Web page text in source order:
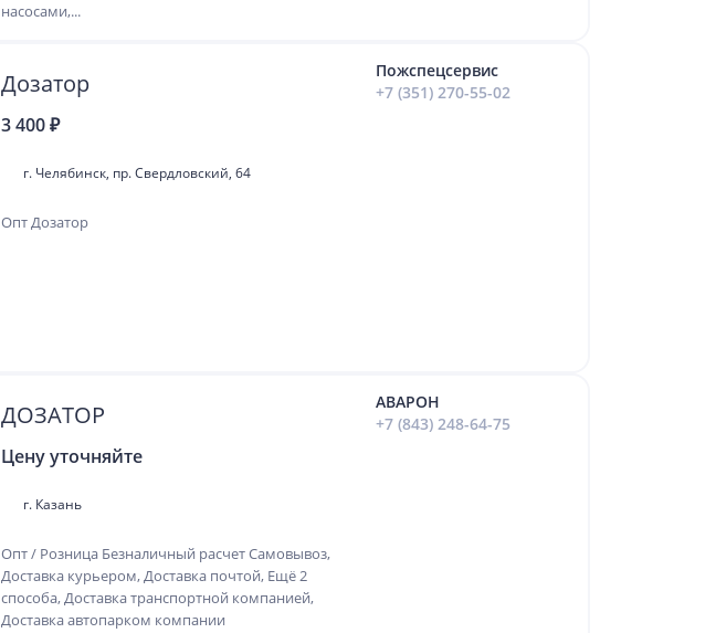
насосами,...
Дозатор
3 400 ₽
г. Челябинск, пр. Свердловский, 64
Опт Дозатор
Пожспецсервис
+7 (351) 270-55-02
ДОЗАТОР
Цену уточняйте
г. Казань
Опт / Розница Безналичный расчет Самовывоз,
Доставка курьером, Доставка почтой, Ещё 2
способа, Доставка транспортной компанией,
Доставка автопарком компании
АВАРОН
+7 (843) 248-64-75